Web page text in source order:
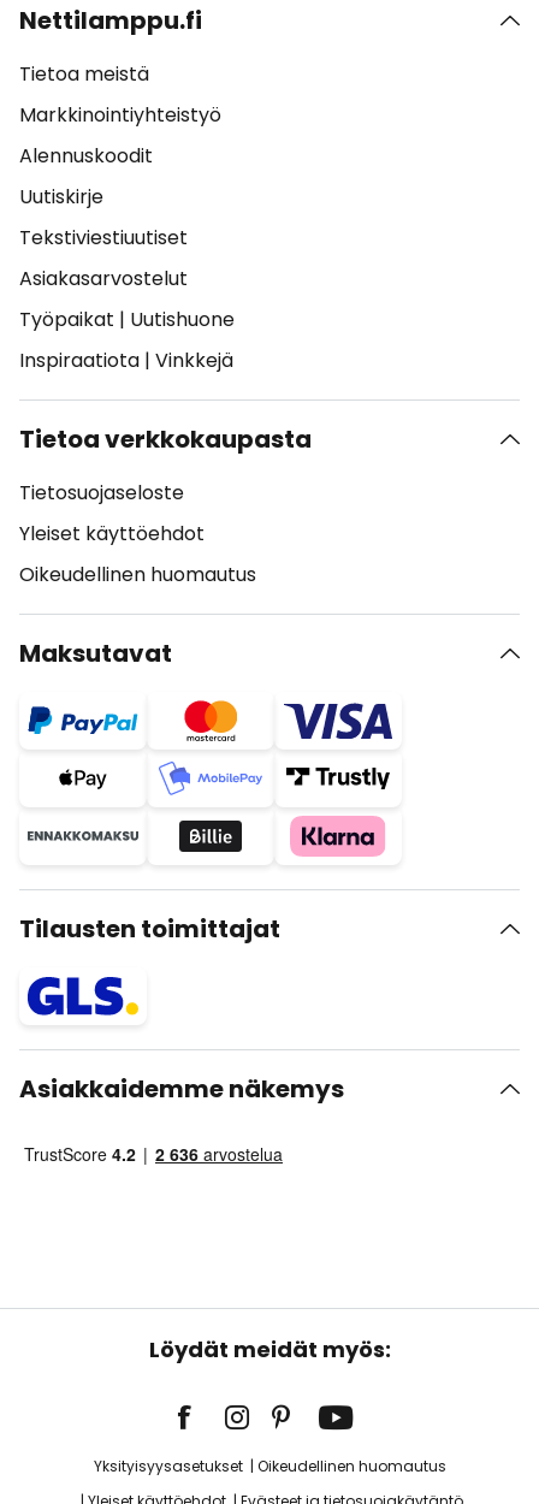
Nettilamppu.fi
Tietoa meistä
Markkinointiyhteistyö
Alennuskoodit
Uutiskirje
Tekstiviestiuutiset
Asiakasarvostelut
Työpaikat | Uutishuone
Inspiraatiota | Vinkkejä
Tietoa verkkokaupasta
Tietosuojaseloste
Yleiset käyttöehdot
Oikeudellinen huomautus
Maksutavat
Tilausten toimittajat
Asiakkaidemme näkemys
Löydät meidät myös:
Yksityisyysasetukset
Oikeudellinen huomautus